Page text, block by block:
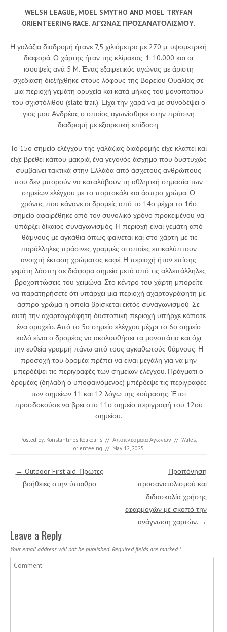
WELSH LEAGUE, MOEL SMYTHO AND MOEL TRYFAN
ORIENTEERING RACE. ΑΓΩΝΑΣ ΠΡΟΣΑΝΑΤΟΛΙΣΜΟΥ.
Η γαλάζια διαδρομή ήτανε 7,5 χιλιόμετρα με 270 μ. υψομετρική
διαφορά. Ο χάρτης ήταν της κλίμακας, 1: 10.000 και οι
ισουψείς ανά 5 M. Ένας εξαιρετικός αγώνας με άριστη
σχεδίαση διεξήχθηκε στους λόφους της Βορείου Ουαλίας σε
μια περιοχή γεμάτη ορυχεία και κατά μήκος του μονοπατιού
του σχιστόλιθου (slate trail). Είχα την χαρά να με συνοδέψει ο
γιος μου Ανδρέας ο οποίος αγωνίσθηκε στην πράσινη
διαδρομή με εξαιρετική επίδοση.
Το 15ο σημείο ελέγχου της γαλάζιας διαδρομής είχε κλαπεί και
είχε βρεθεί κάπου μακριά, ένα γεγονός άσχημο που δυστυχώς
συμβαίνει τακτικά στην Ελλάδα από άσχετους ανθρώπους
που δεν μπορούν να καταλάβουν τη αθλητική σημασία των
σημείων ελέγχου με το πορτοκάλι και άσπρο χρώμα. Ο
χρόνος που κάνανε οι δρομείς από το 14ο μέχρι το 16ο
σημείο αφαιρέθηκε από τον συνολικό χρόνο προκειμένου να
υπάρξει δίκαιος συναγωνισμός. Η περιοχή είναι γεμάτη από
θάμνους με αγκάθια όπως φαίνεται και στο χάρτη με τις
παράλληλες πράσινες γραμμές οι οποίες επικαλύπτουν
ανοιχτή έκταση χρώματος καφέ. Η περιοχή ήταν επίσης
γεμάτη λάσπη σε διάφορα σημεία μετά από τις αλλεπάλληλες
βροχοπτώσεις του χειμώνα. Στο κέντρο του χάρτη μπορείτε
να παρατηρήσετε ότι υπάρχει μια περιοχή αχαρτογράφητη με
άσπρο χρώμα η οποία βρίσκεται εκτός συναγωνισμού. Σε
αυτή την αχαρτογράφητη δυστοπική περιοχή υπήρχε κάποτε
ένα ορυχείο. Από το 5οσημείο ελέγχου μέχρι το 6οσημείο
καλό είναι ο δρομέας να ακολουθήσει τα μονοπάτια και όχι
την ευθεία γραμμή πάνω από τους αγκαθωτούς θάμνους. Η
προσοχή του δρομέα πρέπει να είναι μεγάλη για να μην
μπερδέψει τις περιγραφές των σημείων ελέγχου. Πράγματι ο
δρομέας (δηλαδή ο υποφαινόμενος) μπέρδεψε τις περιγραφές
των σημείων 11 και 12 λόγω της κούρασης. Έτσι
προσδοκούσε να βρει στο 11οσημείο περιγραφή του 12ου
σημείου.
Posted by: Konstantinos Koukouris // Αποτελεσματα Αγωνων // Wales;
orienteeing // May 12, 2025
Post navigation
← Outdoor First aid. Πρώτες
βοήθειες στην ύπαιθρο
Προπόνηση
προσανατολισμού και
διδασκαλία χρήσης
εφαρμογών με σκοπό την
ανάγνωση χαρτών. →
Leave a Reply
Your email address will not be published. Required fields are marked *